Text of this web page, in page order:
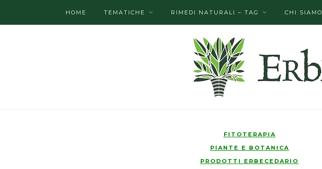
HOME TEMATICHE RIMEDI NATURALI – TAG CHI SIAMO
FITOTERAPIA
PIANTE E BOTANICA
PRODOTTI ERBECEDARIO